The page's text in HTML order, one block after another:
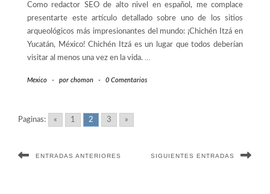
Como redactor SEO de alto nivel en español, me complace
presentarte este artículo detallado sobre uno de los sitios
arqueológicos más impresionantes del mundo: ¡Chichén Itzá en
Yucatán, México! Chichén Itzá es un lugar que todos deberían
visitar al menos una vez en la vida. …
Mexico - por chomon - 0 Comentarios
Paginas: « 1 2 3 »
ENTRADAS ANTERIORES SIGUIENTES ENTRADAS